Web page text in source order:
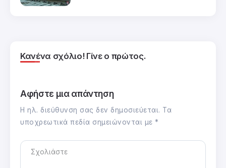
Κανένα σχόλιο! Γίνε ο πρώτος.
Αφήστε μια απάντηση
Η ηλ. διεύθυνση σας δεν δημοσιεύεται. Τα
υποχρεωτικά πεδία σημειώνονται με *